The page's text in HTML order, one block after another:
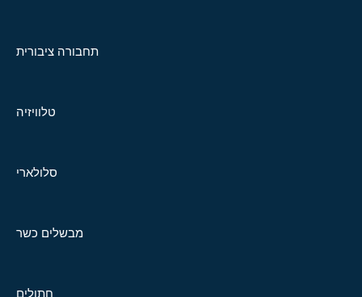
תחבורה ציבורית
טלוויזיה
סלולארי
מבשלים כשר
חתולים